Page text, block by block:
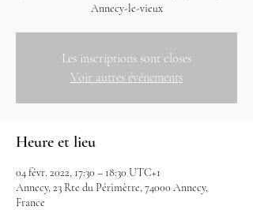
Annecy-le-vieux
Les inscriptions sont closes
Voir autres événements
Heure et lieu
04 févr. 2022, 17:30 – 18:30 UTC+1
Annecy, 23 Rte du Périmètre, 74000 Annecy,
France